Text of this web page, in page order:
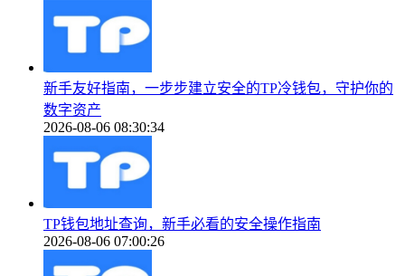
新手友好指南，一步步建立安全的TP冷钱包，守护你的
数字资产
2026-08-06 08:30:34
TP钱包地址查询，新手必看的安全操作指南
2026-08-06 07:00:26